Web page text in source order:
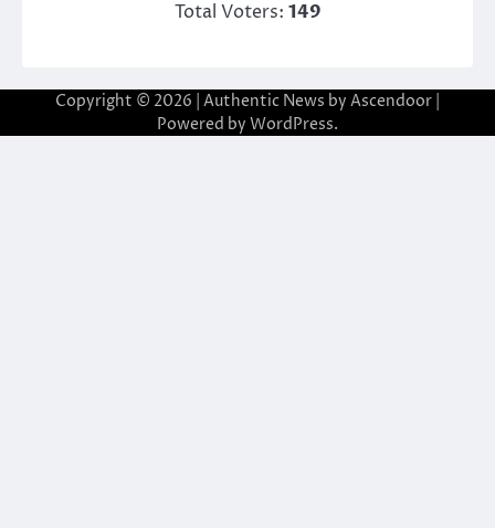
Total Voters: 149
Copyright © 2026 | Authentic News by Ascendoor
Powered by WordPress.